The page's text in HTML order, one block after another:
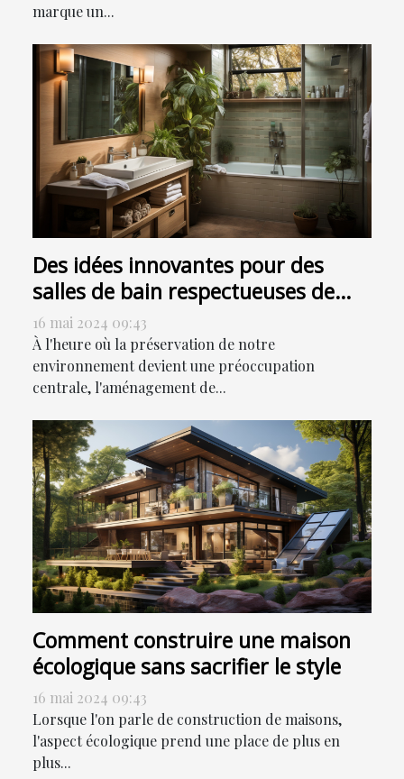
marque un...
Des idées innovantes pour des
salles de bain respectueuses de
l'environnement
16 mai 2024 09:43
À l'heure où la préservation de notre
environnement devient une préoccupation
centrale, l'aménagement de...
Comment construire une maison
écologique sans sacrifier le style
16 mai 2024 09:43
Lorsque l'on parle de construction de maisons,
l'aspect écologique prend une place de plus en
plus...